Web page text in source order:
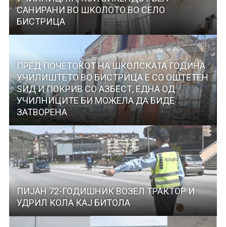
САНИРАНИ ВО ШКОЛОТО ВО СЕЛО
БИСТРИЦА
ПРЕД ПОЧЕТОКОТ НА ШКОЛСКАТА ГОДИНА
УЧИЛИШТЕТО ВО БИСТРИЦА Е СО ОШТЕТЕН
ЅИД И ПОКРИВ СО АЗБЕСТ, ЕДНА ОД
УЧИЛНИЦИТЕ БИ МОЖЕЛА ДА БИДЕ
ЗАТВОРЕНА
ПИЈАН 72-ГОДИШНИК ВОЗЕЛ ТРАКТОР И
УДРИЛ КОЛА КАЈ БИТОЛА